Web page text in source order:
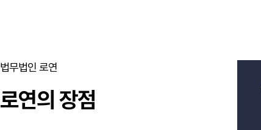
법무법인 로연
로연의 장점